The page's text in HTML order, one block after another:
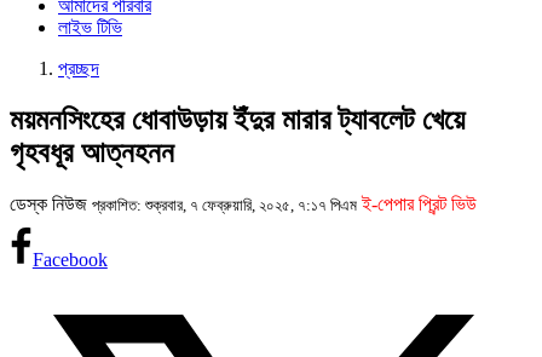
আমাদের পরিবার
লাইভ টিভি
প্রচ্ছদ
ময়মনসিংহের ধোবাউড়ায় ইঁদুর মারার ট্যাবলেট খেয়ে
গৃহবধূর আত্নহনন
ডেস্ক নিউজ প্রকাশিত: শুক্রবার, ৭ ফেব্রুয়ারি, ২০২৫, ৭:১৭ পিএম ই-পেপার প্রিন্ট ভিউ
Facebook